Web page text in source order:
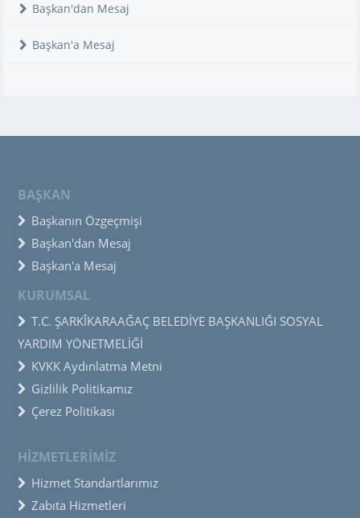
Başkan'dan Mesaj
Başkan'a Mesaj
BAŞKAN
Başkanın Özgeçmişi
Başkan'dan Mesaj
Başkan'a Mesaj
KURUMSAL
T.C. ŞARKÎKARAAĞAÇ BELEDİYE BAŞKANLIĞI SOSYAL
YARDIM YÖNETMELİĞİ
KVKK Aydınlatma Metni
Gizlilik Politikamız
Çerez Politikası
HİZMETLERİMİZ
Hizmet Standartlarımız
Zabıta Hizmetleri